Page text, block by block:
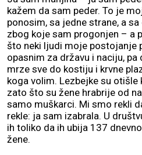
kažem da sam peder. To je
ponosim, sa jedne strane, a
zbog koje sam progonjen – a
što neki ljudi moje postojanje
opasnim za državu i naciju,
mrze sve do kostiju i krvne
koga volim. Lezbejke su otišle
zato što su žene hrabrije od
samo muškarci. Mi smo rekli
rekle: ja sam izabrala. U
ih toliko da ih ubija 137
žene.